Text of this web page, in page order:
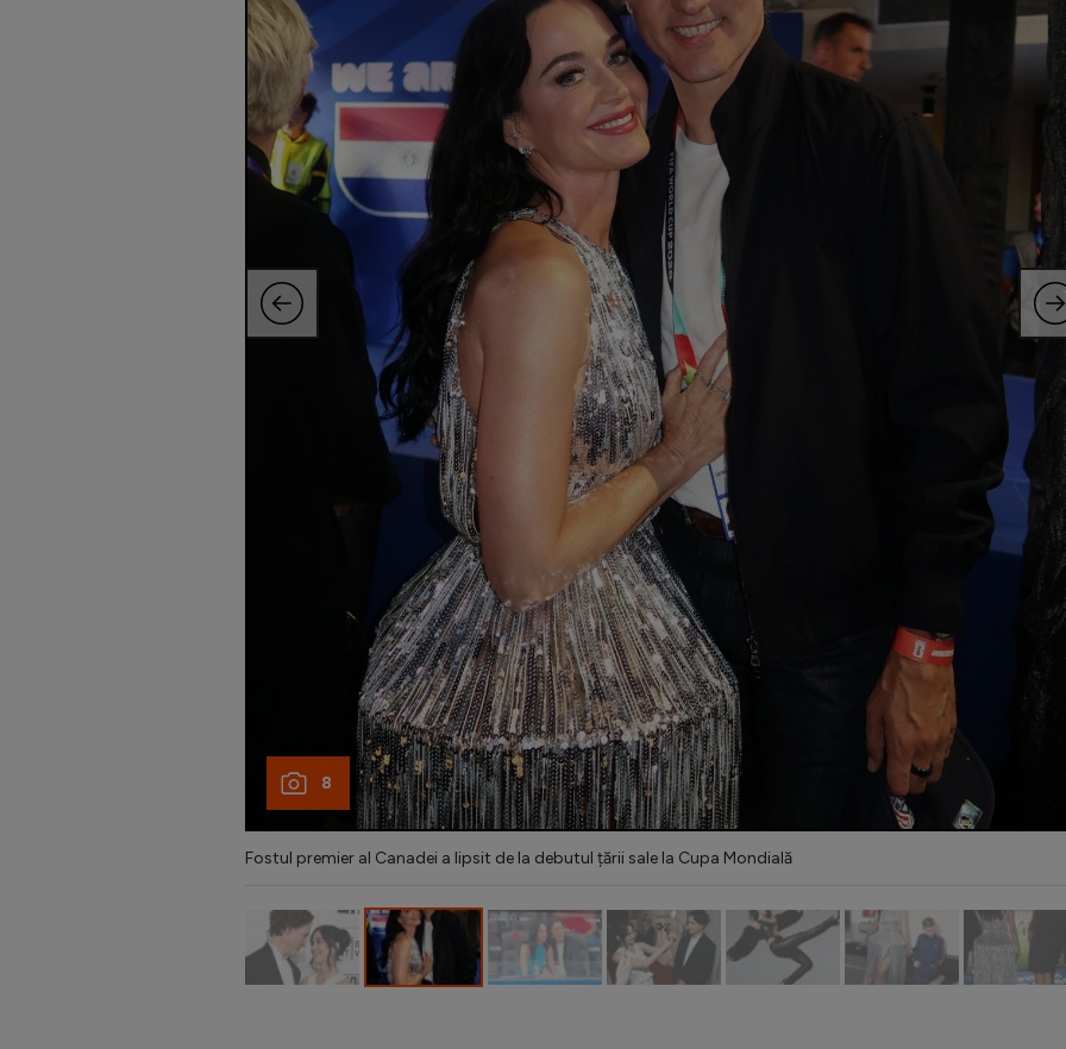
8
Fostul premier al Canadei a lipsit de la debutul țării sale la Cupa Mondială